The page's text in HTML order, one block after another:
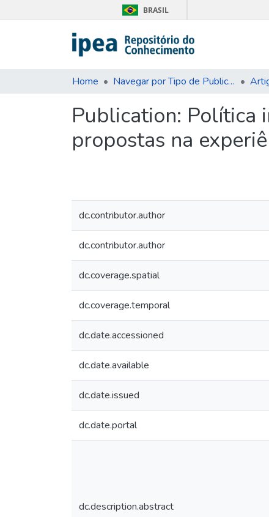
BRASIL
Home Navegar por Tipo de Publicação
Publication: Política
propostas na
dc.contributor.author
dc.contributor.author
dc.coverage.spatial
dc.coverage.temporal
dc.date.accessioned
dc.date.available
dc.date.issued
dc.date.portal
dc.description.abstract